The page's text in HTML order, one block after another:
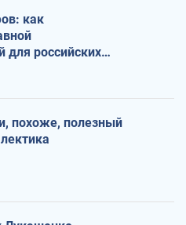
как
для российских
похоже, полезный